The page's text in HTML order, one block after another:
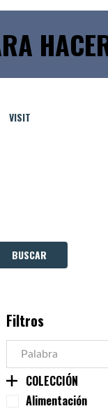
VISIT
Filtros
COLECCIÓN
Alimentación